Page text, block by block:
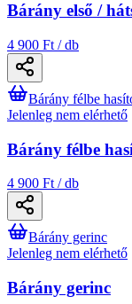
Bárány első /
4 900 Ft / db
Bárány félbe
Jelenleg nem elérhető
Bárány félbe
4 900 Ft / db
Bárány gerinc
Jelenleg nem elérhető
Bárány gerinc